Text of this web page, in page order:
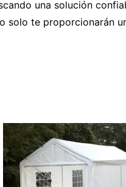
una solución
solo te proporcionarán